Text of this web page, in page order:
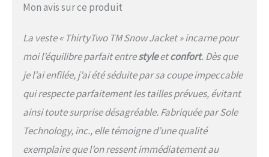
avec fermeture Velcro // Poches
couture renforcée au niveau de la
Doublure de poche en tricot
brossé // Genouillères articulées
en dentelle // Soufflet de botte
zippé Coupe décontractée
Mon avis sur ce produit
La veste « ThirtyTwo TM Snow Jacket » incarne pour
moi l’équilibre parfait entrestyleetconfort. Dès que
je l’ai enfilée, j’ai été séduite par sa coupe impeccable
qui respecte parfaitement les tailles prévues, évitant
ainsi toute surprise désagréable. Fabriquée par Sole
Technology, inc., elle témoigne d’une qualité
exemplaire que l’on ressent immédiatement au